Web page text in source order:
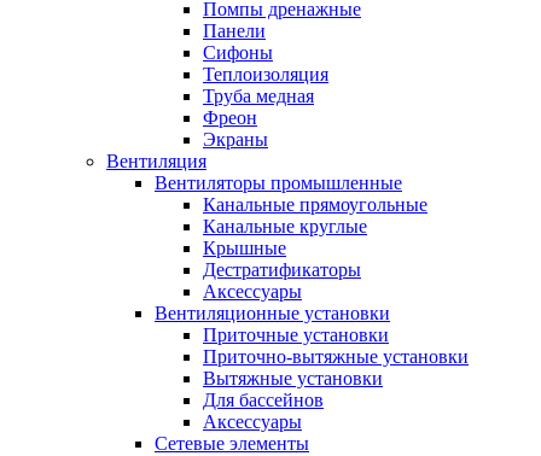
Помпы дренажные
Панели
Сифоны
Теплоизоляция
Труба медная
Фреон
Экраны
Вентиляция
Вентиляторы промышленные
Канальные прямоугольные
Канальные круглые
Крышные
Дестратификаторы
Аксессуары
Вентиляционные установки
Приточные установки
Приточно-вытяжные установки
Вытяжные установки
Для бассейнов
Аксессуары
Сетевые элементы